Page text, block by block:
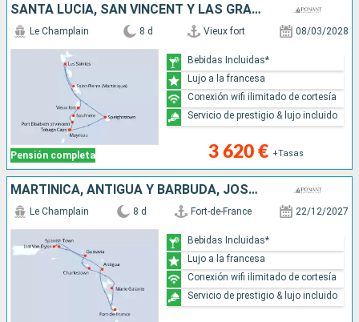
SANTA LUCIA, SAN VINCENT Y LAS GRANADINAS, BARBADOS, MARTINICA, GUADALUPE
Pensión completa
Le Champlain 8 d Vieux fort 08/03/2028
3 620 € +Tasas
Bebidas Incluidas*
Lujo a la francesa
Conexión wifi ilimitado de cortesía
Servicio de prestigio & lujo incluido
MARTINICA, ANTIGUA Y BARBUDA, JOST VAN DYKE, VIRGEN GORDA, FRANCIA, GUADALUPE
Le Champlain 8 d Fort-de-France 22/12/2027
Bebidas Incluidas*
Lujo a la francesa
Conexión wifi ilimitado de cortesía
Servicio de prestigio & lujo incluido